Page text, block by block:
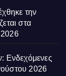
την
στα
Ενδεχόμενες
2026